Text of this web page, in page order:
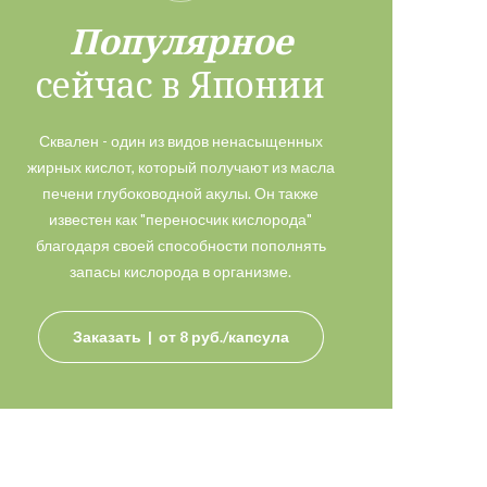
Популярное
сейчас в Японии
Сквален - один из видов ненасыщенных
жирных кислот, который получают из масла
печени глубоководной акулы. Он также
известен как "переносчик кислорода"
благодаря своей способности пополнять
запасы кислорода в организме.
Заказать | от 8 руб./капсула